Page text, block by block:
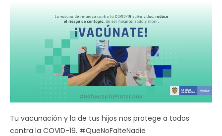
Tu vacunación y la de tus hijos nos protege a todos
contra la COVID-19. #QueNoFalteNadie